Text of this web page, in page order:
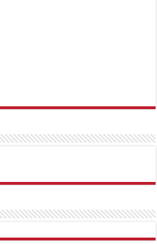
TipobetMatadorbetMariobet